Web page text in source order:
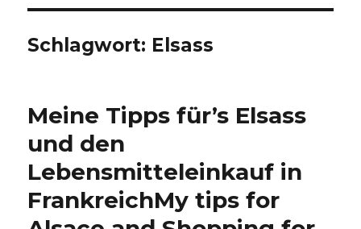
Schlagwort: Elsass
Meine Tipps für’s Elsass
und den
Lebensmitteleinkauf in
FrankreichMy tips for